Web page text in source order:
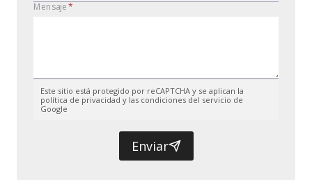
Mensaje*
Este sitio está protegido por reCAPTCHA y se aplican la
política de privacidad y las condiciones del servicio de
Google
Enviar